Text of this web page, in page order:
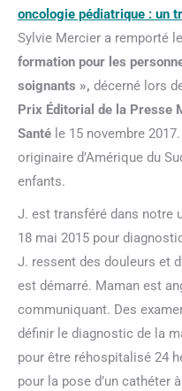
oncologie pédiatrique : un
Sylvie Mercier a remporté le
formation pour les
soignants », décerné lors
Prix Éditorial de la Presse
Santé le 15 novembre
originaire d’Amérique du
enfants.
J. est transféré dans notre
18 mai 2015 pour
J. ressent des douleurs et
est démarré. Maman est
communiquant. Des
définir le diagnostic de la
pour être réhospitalisé 24
pour la pose d’un cathéter